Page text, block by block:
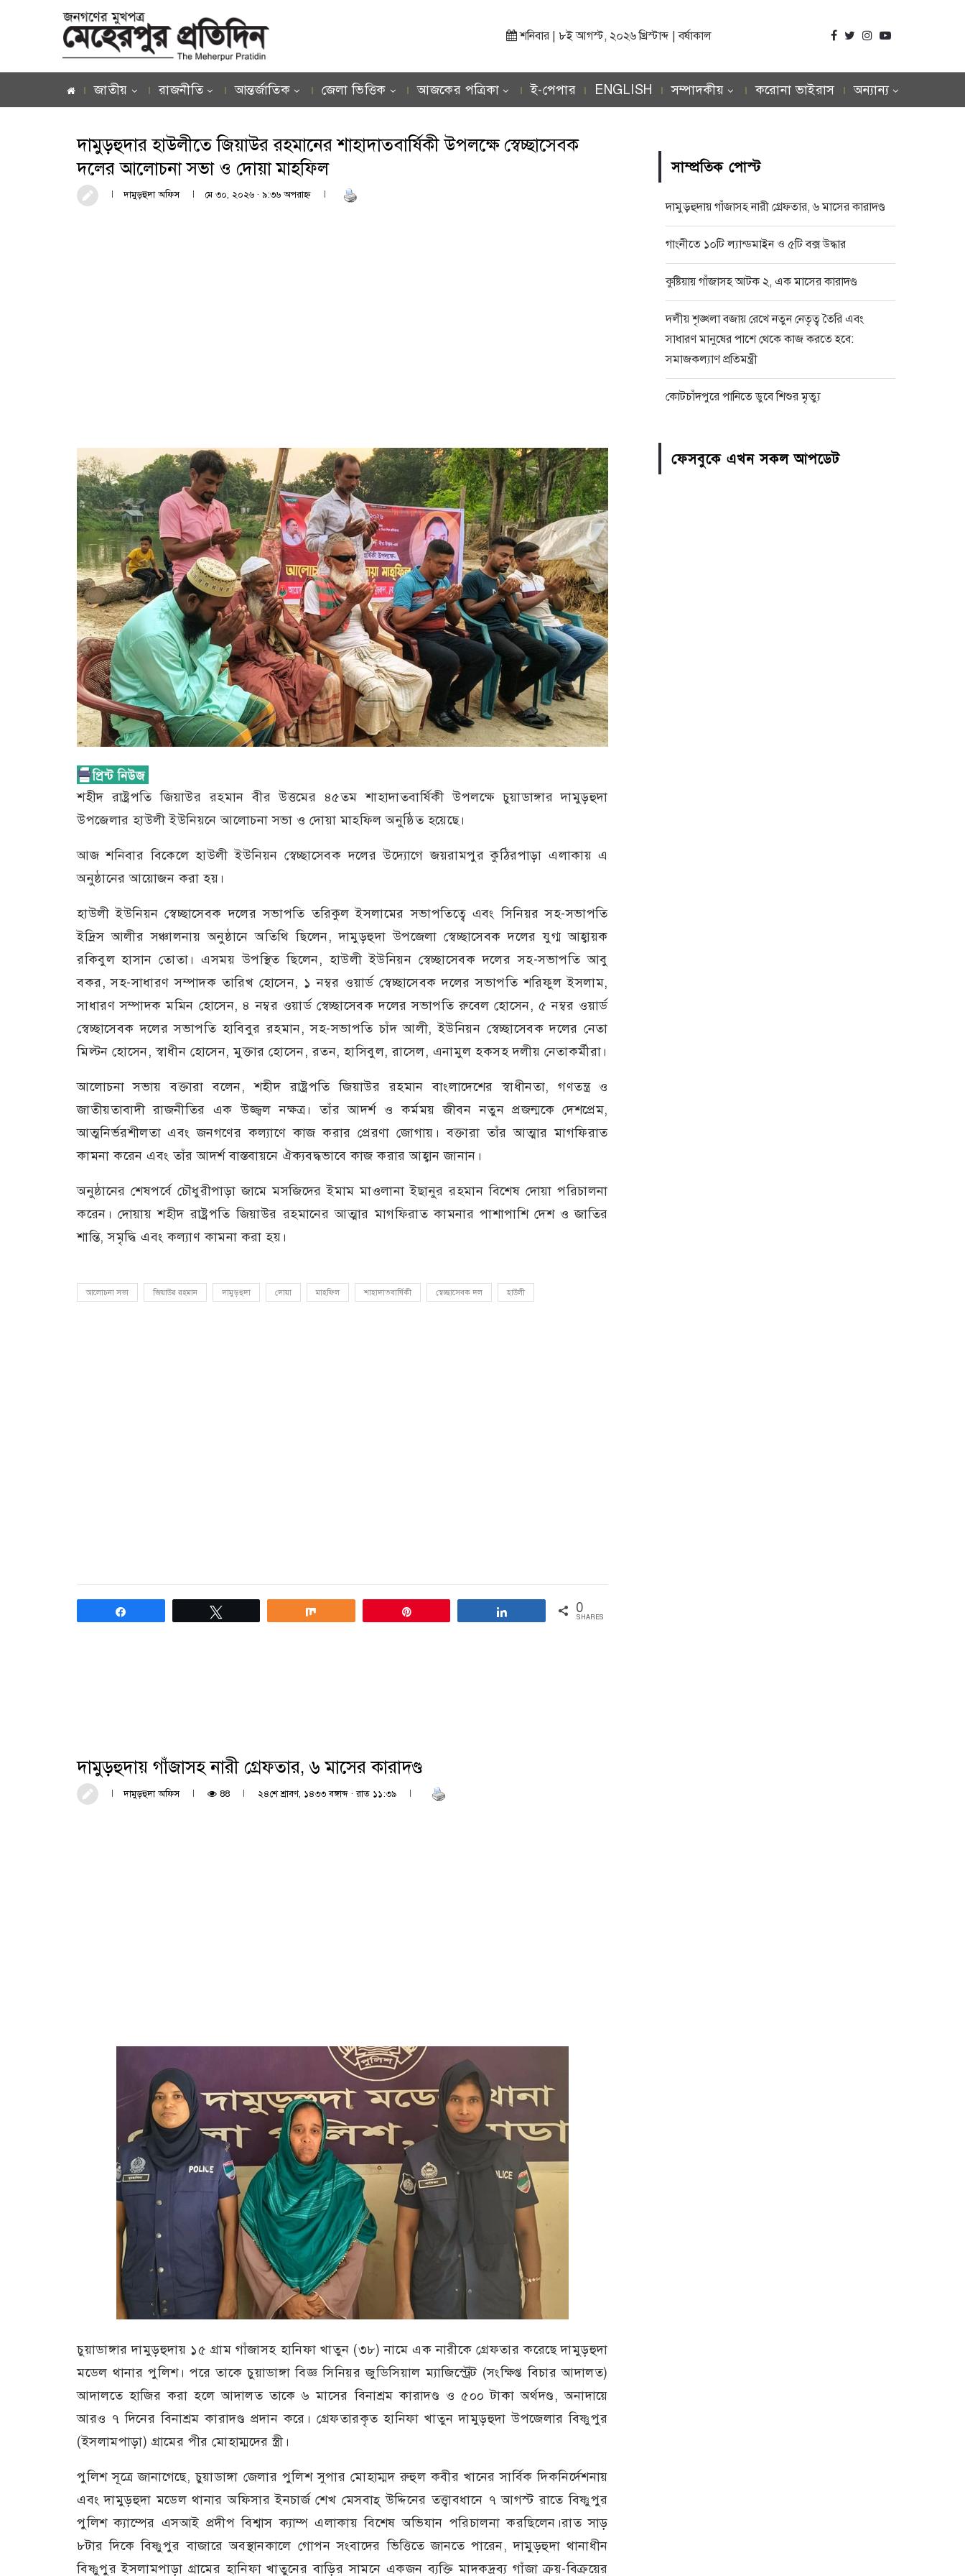
শনিবার | ৮ই আগস্ট, ২০২৬ খ্রিস্টাব্দ | বর্ষাকাল
জাতীয় রাজনীতি আন্তর্জাতিক জেলা ভিত্তিক আজকের পত্রিকা ই-পেপার ENGLISH সম্পাদকীয় করোনা ভাইরাস অন্যান্য
দামুড়হুদার হাউলীতে জিয়াউর রহমানের শাহাদাতবার্ষিকী উপলক্ষে স্বেচ্ছাসেবক
দলের আলোচনা সভা ও দোয়া মাহফিল
দামুড়হুদা অফিস মে ৩০, ২০২৬ · ৯:৩৬ অপরাহ্ণ
শহীদ রাষ্ট্রপতি জিয়াউর রহমান বীর উত্তমের ৪৫তম শাহাদাতবার্ষিকী উপলক্ষে চুয়াডাঙ্গার দামুড়হুদা
উপজেলার হাউলী ইউনিয়নে আলোচনা সভা ও দোয়া মাহফিল অনুষ্ঠিত হয়েছে।
আজ শনিবার বিকেলে হাউলী ইউনিয়ন স্বেচ্ছাসেবক দলের উদ্যোগে জয়রামপুর কুঠিরপাড়া এলাকায় এ
অনুষ্ঠানের আয়োজন করা হয়।
হাউলী ইউনিয়ন স্বেচ্ছাসেবক দলের সভাপতি তরিকুল ইসলামের সভাপতিত্বে এবং সিনিয়র সহ-সভাপতি
ইদ্রিস আলীর সঞ্চালনায় অনুষ্ঠানে অতিথি ছিলেন, দামুড়হুদা উপজেলা স্বেচ্ছাসেবক দলের যুগ্ম আহ্বায়ক
রকিবুল হাসান তোতা। এসময় উপস্থিত ছিলেন, হাউলী ইউনিয়ন স্বেচ্ছাসেবক দলের সহ-সভাপতি আবু
বকর, সহ-সাধারণ সম্পাদক তারিখ হোসেন, ১ নম্বর ওয়ার্ড স্বেচ্ছাসেবক দলের সভাপতি শরিফুল ইসলাম,
সাধারণ সম্পাদক মমিন হোসেন, ৪ নম্বর ওয়ার্ড স্বেচ্ছাসেবক দলের সভাপতি রুবেল হোসেন, ৫ নম্বর ওয়ার্ড
স্বেচ্ছাসেবক দলের সভাপতি হাবিবুর রহমান, সহ-সভাপতি চাঁদ আলী, ইউনিয়ন স্বেচ্ছাসেবক দলের নেতা
মিল্টন হোসেন, স্বাধীন হোসেন, মুক্তার হোসেন, রতন, হাসিবুল, রাসেল, এনামুল হকসহ দলীয় নেতাকর্মীরা।
আলোচনা সভায় বক্তারা বলেন, শহীদ রাষ্ট্রপতি জিয়াউর রহমান বাংলাদেশের স্বাধীনতা, গণতন্ত্র ও
জাতীয়তাবাদী রাজনীতির এক উজ্জ্বল নক্ষত্র। তাঁর আদর্শ ও কর্মময় জীবন নতুন প্রজন্মকে দেশপ্রেম,
আত্মনির্ভরশীলতা এবং জনগণের কল্যাণে কাজ করার প্রেরণা জোগায়। বক্তারা তাঁর আত্মার মাগফিরাত
কামনা করেন এবং তাঁর আদর্শ বাস্তবায়নে ঐক্যবদ্ধভাবে কাজ করার আহ্বান জানান।
অনুষ্ঠানের শেষপর্বে চৌধুরীপাড়া জামে মসজিদের ইমাম মাওলানা ইছানুর রহমান বিশেষ দোয়া পরিচালনা
করেন। দোয়ায় শহীদ রাষ্ট্রপতি জিয়াউর রহমানের আত্মার মাগফিরাত কামনার পাশাপাশি দেশ ও জাতির
শান্তি, সমৃদ্ধি এবং কল্যাণ কামনা করা হয়।
আলোচনা সভা জিয়াউর রহমান দামুড়হুদা দোয়া মাহফিল শাহাদাতবার্ষিকী স্বেচ্ছাসেবক দল হাউলী
0
SHARES
দামুড়হুদায় গাঁজাসহ নারী গ্রেফতার, ৬ মাসের কারাদণ্ড
দামুড়হুদা অফিস 88 ২৪শে শ্রাবণ, ১৪৩৩ বঙ্গাব্দ · রাত ১১:৩৯
চুয়াডাঙ্গার দামুড়হুদায় ১৫ গ্রাম গাঁজাসহ হানিফা খাতুন (৩৮) নামে এক নারীকে গ্রেফতার করেছে দামুড়হুদা
মডেল থানার পুলিশ। পরে তাকে চুয়াডাঙ্গা বিজ্ঞ সিনিয়র জুডিসিয়াল ম্যাজিস্ট্রেট (সংক্ষিপ্ত বিচার আদালত)
আদালতে হাজির করা হলে আদালত তাকে ৬ মাসের বিনাশ্রম কারাদণ্ড ও ৫০০ টাকা অর্থদণ্ড, অনাদায়ে
আরও ৭ দিনের বিনাশ্রম কারাদণ্ড প্রদান করে। গ্রেফতারকৃত হানিফা খাতুন দামুড়হুদা উপজেলার বিষ্ণুপুর
(ইসলামপাড়া) গ্রামের পীর মোহাম্মদের স্ত্রী।
পুলিশ সূত্রে জানাগেছে, চুয়াডাঙ্গা জেলার পুলিশ সুপার মোহাম্মদ রুহুল কবীর খানের সার্বিক দিকনির্দেশনায়
এবং দামুড়হুদা মডেল থানার অফিসার ইনচার্জ শেখ মেসবাহ্ উদ্দিনের তত্ত্বাবধানে ৭ আগস্ট রাতে বিষ্ণুপুর
পুলিশ ক্যাম্পের এসআই প্রদীপ বিশ্বাস ক্যাম্প এলাকায় বিশেষ অভিযান পরিচালনা করছিলেন।রাত সাড়
৮টার দিকে বিষ্ণুপুর বাজারে অবস্থানকালে গোপন সংবাদের ভিত্তিতে জানতে পারেন, দামুড়হুদা থানাধীন
বিষ্ণুপুর ইসলামপাড়া গ্রামের হানিফা খাতুনের বাড়ির সামনে একজন ব্যক্তি মাদকদ্রব্য গাঁজা ক্রয়-বিক্রয়ের
সাম্প্রতিক পোস্ট
দামুড়হুদায় গাঁজাসহ নারী গ্রেফতার, ৬ মাসের কারাদণ্ড
গাংনীতে ১০টি ল্যান্ডমাইন ও ৫টি বক্স উদ্ধার
কুষ্টিয়ায় গাঁজাসহ আটক ২, এক মাসের কারাদণ্ড
দলীয় শৃঙ্খলা বজায় রেখে নতুন নেতৃত্ব তৈরি এবং
সাধারণ মানুষের পাশে থেকে কাজ করতে হবে:
সমাজকল্যাণ প্রতিমন্ত্রী
কোটচাঁদপুরে পানিতে ডুবে শিশুর মৃত্যু
ফেসবুকে এখন সকল আপডেট